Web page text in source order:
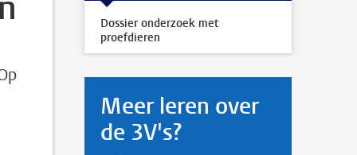
Dossier onderzoek met
proefdieren
Meer leren over
de 3V's?